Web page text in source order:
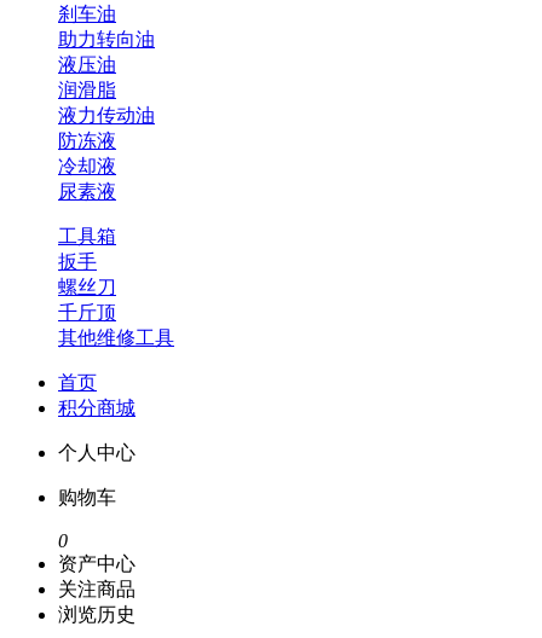
刹车油
助力转向油
液压油
润滑脂
液力传动油
防冻液
冷却液
尿素液
工具箱
扳手
螺丝刀
千斤顶
其他维修工具
首页
积分商城
个人中心
购物车
0
资产中心
关注商品
浏览历史